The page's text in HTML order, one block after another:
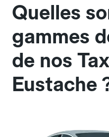
Quelles
gammes
de nos
Eustache